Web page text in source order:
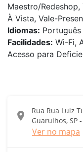
Maestro/
À Vista, Vale-
Idiomas: Português
Facilidades: Wi-Fi,
Acesso para
location_on
Rua Rua Luiz
Guarulhos, SP
Ver no mapa